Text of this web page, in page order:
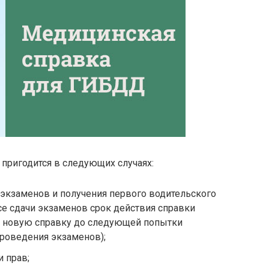
в следующих случаях:
и получения первого водительского
сдачи экзаменов срок действия справки
новую справку до следующей попытки
экзаменов);
прав;